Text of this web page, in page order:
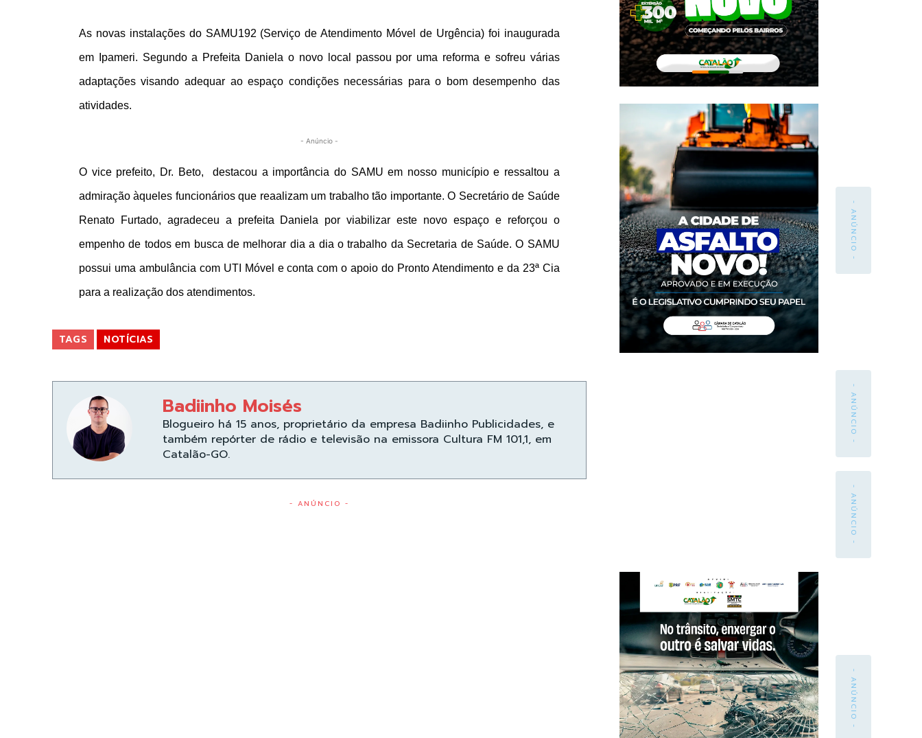
As novas instalações do SAMU192 (Serviço de Atendimento Móvel de Urgência) foi inaugurada
em Ipameri. Segundo a Prefeita Daniela o novo local passou por uma reforma e sofreu várias
adaptações visando adequar ao espaço condições necessárias para o bom desempenho das
atividades.
- Anúncio -
O vice prefeito, Dr. Beto, destacou a importância do SAMU em nosso município e ressaltou a
admiração àqueles funcionários que reaalizam um trabalho tão importante. O Secretário de Saúde
Renato Furtado, agradeceu a prefeita Daniela por viabilizar este novo espaço e reforçou o
empenho de todos em busca de melhorar dia a dia o trabalho da Secretaria de Saúde. O SAMU
possui uma ambulância com UTI Móvel e conta com o apoio do Pronto Atendimento e da 23ª Cia
para a realização dos atendimentos.
TAGS NOTÍCIAS
Badiinho Moisés
Blogueiro há 15 anos, proprietário da empresa Badiinho Publicidades, e
também repórter de rádio e televisão na emissora Cultura FM 101,1, em
Catalão-GO.
- ANÚNCIO -
- ANÚNCIO -
- ANÚNCIO -
- ANÚNCIO -
- ANÚNCIO -